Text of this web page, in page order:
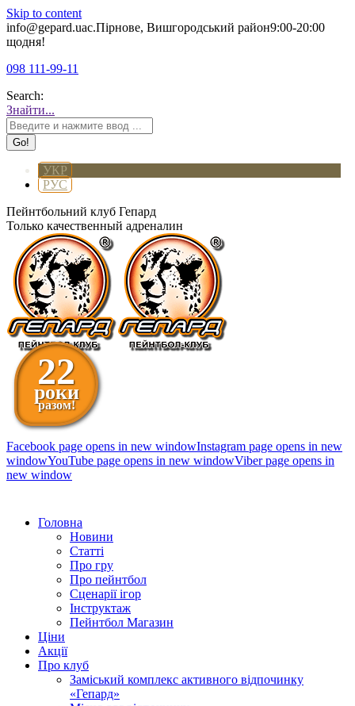
Skip to content
info@gepard.uaс.Пірнове, Вишгородський район9:00-20:00
щодня!
098 111-99-11
Search:
Знайти...
УКР
РУС
Пейнтбольний клуб Гепард
Только качественный адреналин
22
роки
разом!
Facebook page opens in new windowInstagram page opens in new
windowYouTube page opens in new windowViber page opens in
new window
Головна
Новини
Статті
Про гру
Про пейнтбол
Сценарії ігор
Інструктаж
Пейнтбол Магазин
Ціни
Акції
Про клуб
Заміський комплекс активного відпочинку
«Гепард»